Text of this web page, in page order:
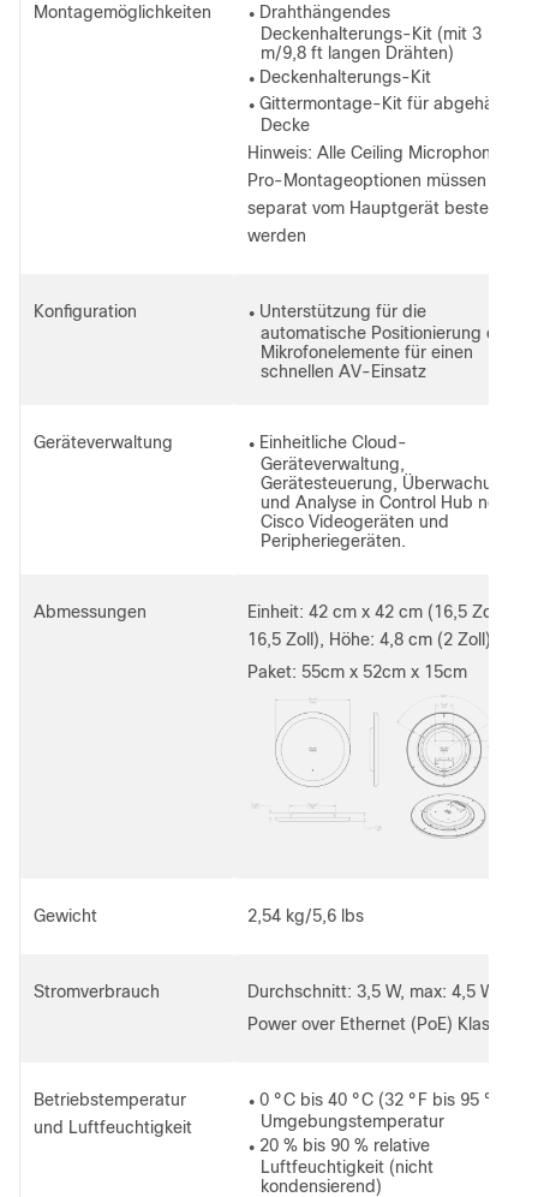
Montagemöglichkeiten ● Drahthängendes
Deckenhalterungs-Kit (mit 3
m/9,8 ft langen Drähten)
● Deckenhalterungs-Kit
● Gittermontage-Kit für abgehängte
Decke
Hinweis: Alle Ceiling Microphone
Pro-Montageoptionen müssen
separat vom Hauptgerät bestellt
werden
Konfiguration ● Unterstützung für die
automatische Positionierung der
Mikrofonelemente für einen
schnellen AV-Einsatz
Geräteverwaltung ● Einheitliche Cloud-
Geräteverwaltung,
Gerätesteuerung, Überwachung
und Analyse in Control Hub neben
Cisco Videogeräten und
Peripheriegeräten.
Abmessungen
Einheit: 42 cm x 42 cm (16,5 Zoll x
16,5 Zoll), Höhe: 4,8 cm (2 Zoll)
Paket: 55cm x 52cm x 15cm
Gewicht 2,54 kg/5,6 lbs
Stromverbrauch
Durchschnitt: 3,5 W, max: 4,5 W
Power over Ethernet (PoE) Klasse 2
Betriebstemperatur
und Luftfeuchtigkeit
● 0 °C bis 40 °C (32 °F bis 95 °F)
Umgebungstemperatur
● 20 % bis 90 % relative
Luftfeuchtigkeit (nicht
kondensierend)